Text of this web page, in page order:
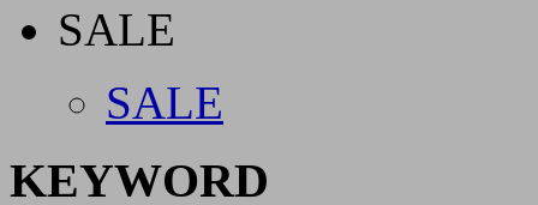
SALE
SALE
KEYWORD